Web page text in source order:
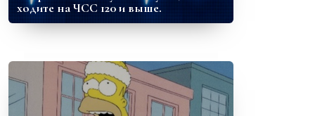
ходите на ЧСС 120 и выше.